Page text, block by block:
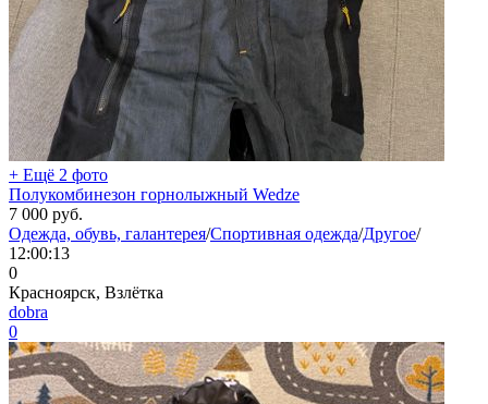
+ Ещё 2 фото
Полукомбинезон горнолыжный Wedze
7 000 руб.
Одежда, обувь, галантерея/Спортивная одежда/Другое/
12:00:13
0
Красноярск, Взлётка
dobra
0